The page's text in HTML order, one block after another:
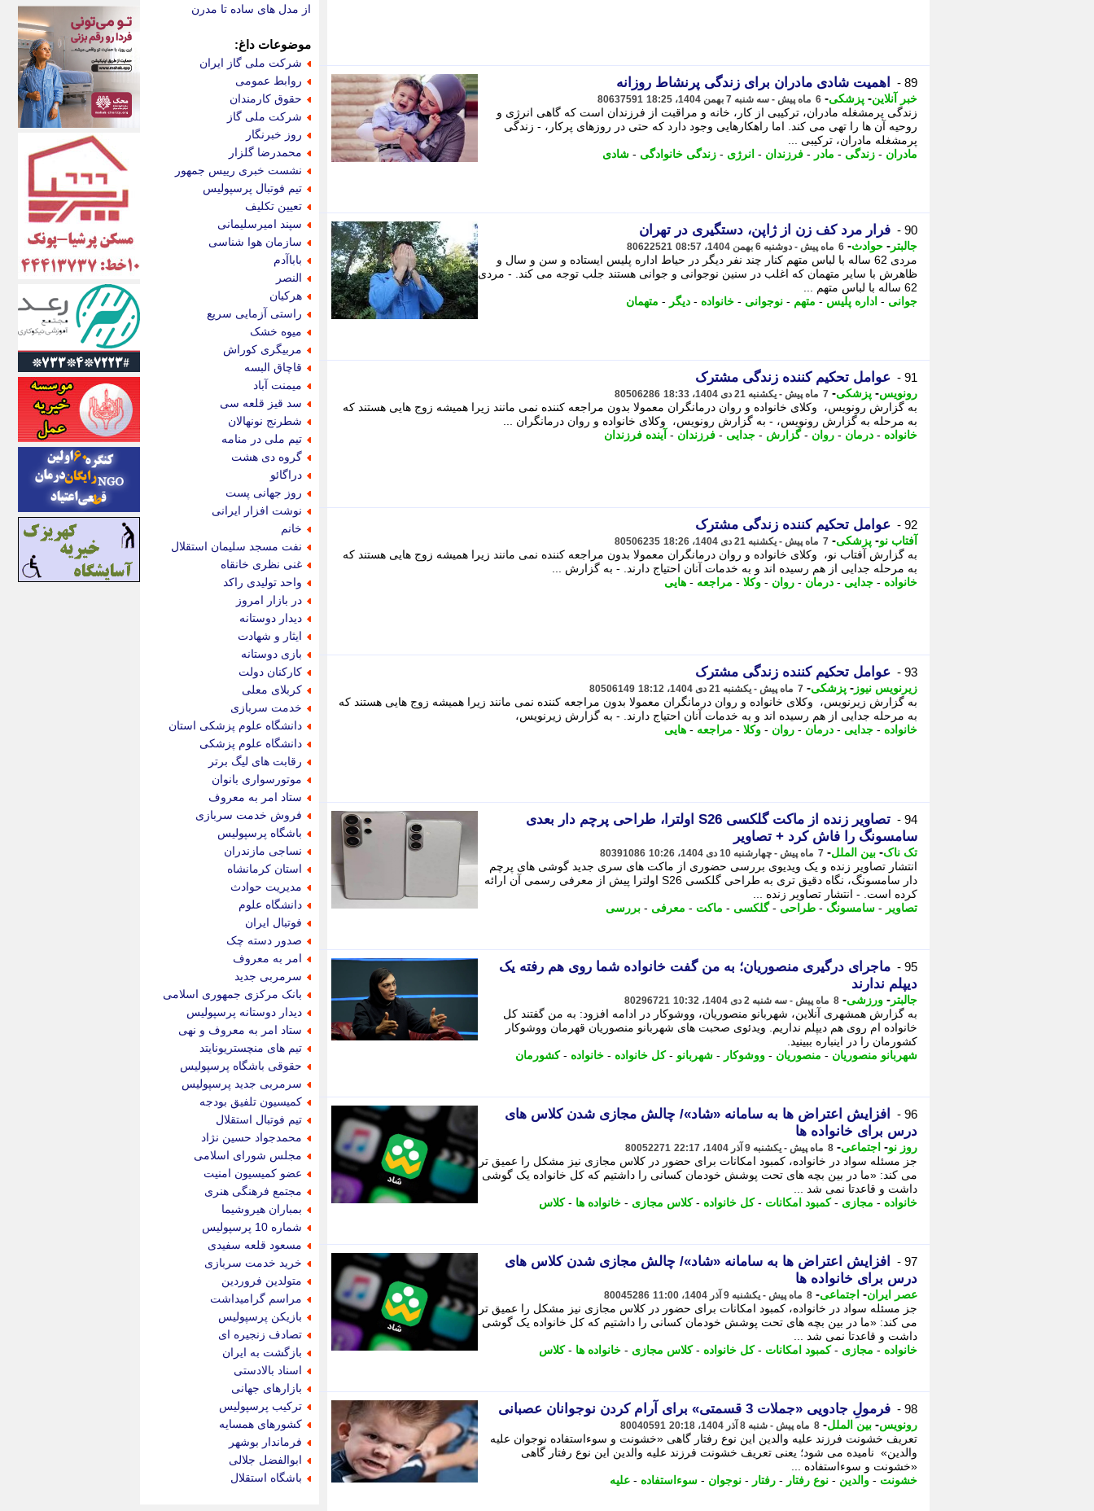
89 - اهمیت شادی مادران برای زندگی پرنشاط روزانه
خبر آنلاین- پزشکی- 6 ماه پیش - سه شنبه 7 بهمن 1404، 18:25 80637591
زندگی پرمشغله مادران، ترکیبی از کار، خانه و مراقبت از فرزندان است که گاهی انرژی و
روحیه آن ها را تهی می کند. اما راهکارهایی وجود دارد که حتی در روزهای پرکار، - زندگی
پرمشغله مادران، ترکیبی ...
مادران - زندگی - مادر - فرزندان - انرژی - زندگی خانوادگی - شادی
90 - فرار مرد کف زن از ژاپن، دستگیری در تهران
جالبتر - حوادث- 6 ماه پیش - دوشنبه 6 بهمن 1404، 08:57 80622521
مردی 62 ساله با لباس متهم کنار چند نفر دیگر در حیاط اداره پلیس ایستاده و سن و سال و
ظاهرش با سایر متهمان که اغلب در سنین نوجوانی و جوانی هستند جلب توجه می کند. - مردی
62 ساله با لباس متهم ...
جوانی - اداره پلیس - متهم - نوجوانی - خانواده - دیگر - متهمان
91 - عوامل تحکیم کننده زندگی مشترک
رونویس- پزشکی- 7 ماه پیش - یکشنبه 21 دی 1404، 18:33 80506286
به گزارش رونویس، وکلای خانواده و روان درمانگران معمولا بدون مراجعه کننده نمی مانند زیرا همیشه زوج هایی هستند که
به مرحله به گزارش رونویس، - به گزارش رونویس، وکلای خانواده و روان درمانگران ...
خانواده - درمان - روان -گزارش - جدایی - فرزندان - آینده فرزندان
92 - عوامل تحکیم کننده زندگی مشترک
آفتاب نو- پزشکی- 7 ماه پیش - یکشنبه 21 دی 1404، 18:26 80506235
به گزارش آفتاب نو، وکلای خانواده و روان درمانگران معمولا بدون مراجعه کننده نمی مانند زیرا همیشه زوج هایی هستند که
به مرحله جدایی از هم رسیده اند و به خدمات آنان احتیاج دارند. - به گزارش ...
خانواده - جدایی - درمان - روان - وکلا - مراجعه - هایی
93 - عوامل تحکیم کننده زندگی مشترک
زیرنویس نیوز - پزشکی- 7 ماه پیش - یکشنبه 21 دی 1404، 18:12 80506149
به گزارش زیرنویس، وکلای خانواده و روان درمانگران معمولا بدون مراجعه کننده نمی مانند زیرا همیشه زوج هایی هستند که
به مرحله جدایی از هم رسیده اند و به خدمات آنان احتیاج دارند. - به گزارش زیرنویس،
خانواده - جدایی - درمان - روان - وکلا - مراجعه - هایی
94 -
تصاویر زنده از ماکت گلکسی S26 اولترا، طراحی پرچم دار بعدی
سامسونگ را فاش کرد + تصاویر
تک ناک- بین الملل- 7 ماه پیش - چهارشنبه 10 دی 1404، 10:26 80391086
انتشار تصاویر زنده و یک ویدیوی بررسی حضوری از ماکت های سری جدید گوشی های پرچم
دار سامسونگ، نگاه دقیق تری به طراحی گلکسی S26 اولترا پیش از معرفی رسمی آن ارائه
کرده است. - انتشار تصاویر زنده ...
تصاویر - سامسونگ - طراحی -گلکسی - ماکت - معرفی - بررسی
95 -
ماجرای درگیری منصوریان؛ به من گفت خانواده شما روی هم رفته یک
دیپلم ندارند
جالبتر - ورزشی- 8 ماه پیش - سه شنبه 2 دی 1404، 10:32 80296721
به گزارش همشهری آنلاین، شهربانو منصوریان، ووشوکار در ادامه افزود: به من گفتند کل
خانواده ام روی هم دیپلم نداریم. ویدئوی صحبت های شهربانو منصوریان قهرمان ووشوکار
کشورمان را در اینباره ببینید.
شهربانو منصوریان - منصوریان - ووشوکار - شهربانو -کل خانواده - خانواده -کشورمان
96 -
افزایش اعتراض ها به سامانه «شاد»/ چالش مجازی شدن کلاس های
درس برای خانواده ها
روز نو- اجتماعی- 8 ماه پیش - یکشنبه 9 آذر 1404، 22:17 80052271
جز مسئله سواد در خانواده، کمبود امکانات برای حضور در کلاس مجازی نیز مشکل را عمیق تر
می کند: «ما در بین بچه های تحت پوشش خودمان کسانی را داشتیم که کل خانواده یک گوشی
داشت و قاعدتا نمی شد ...
خانواده - مجازی -کمبود امکانات -کل خانواده -کلاس مجازی - خانواده ها -کلاس
97 -
افزایش اعتراض ها به سامانه «شاد»/ چالش مجازی شدن کلاس های
درس برای خانواده ها
عصر ایران- اجتماعی- 8 ماه پیش - یکشنبه 9 آذر 1404، 11:00 80045286
جز مسئله سواد در خانواده، کمبود امکانات برای حضور در کلاس مجازی نیز مشکل را عمیق تر
می کند: «ما در بین بچه های تحت پوشش خودمان کسانی را داشتیم که کل خانواده یک گوشی
داشت و قاعدتا نمی شد ...
خانواده - مجازی -کمبود امکانات -کل خانواده -کلاس مجازی - خانواده ها -کلاس
98 - فرمولِ جادویی «جملات 3 قسمتی» برای آرام کردن نوجوانان عصبانی
رونویس- بین الملل- 8 ماه پیش - شنبه 8 آذر 1404، 20:18 80040591
تعریف خشونت فرزند علیه والدین این نوع رفتار گاهی «خشونت و سوءاستفاده نوجوان علیه
والدین» نامیده می شود؛ یعنی تعریف خشونت فرزند علیه والدین این نوع رفتار گاهی
«خشونت و سوءاستفاده ...
خشونت - والدین - نوع رفتار - رفتار - نوجوان - سوءاستفاده - علیه
از مدل های ساده تا مدرن
موضوعات داغ:
شرکت ملی گاز ایران
روابط عمومی
حقوق کارمندان
شرکت ملی گاز
روز خبرنگار
محمدرضا گلزار
نشست خبری رییس جمهور
تیم فوتبال پرسپولیس
تعیین تکلیف
سپند امیرسلیمانی
سازمان هوا شناسی
باباآدم
النصر
هرکیان
راستی آزمایی سریع
میوه خشک
مربیگری کوراش
قاچاق البسه
میمنت آباد
سد قیز قلعه سی
شطرنج نونهالان
تیم ملی در منامه
گروه دی هشت
دراگائو
روز جهانی پست
نوشت افزار ایرانی
خانم
نفت مسجد سلیمان استقلال
غنی نظری خانقاه
واحد تولیدی راکد
در بازار امروز
دیدار دوستانه
ایثار و شهادت
بازی دوستانه
کارکنان دولت
کربلای معلی
خدمت سربازی
دانشگاه علوم پزشکی استان
دانشگاه علوم پزشکی
رقابت های لیگ برتر
موتورسواری بانوان
ستاد امر به معروف
فروش خدمت سربازی
باشگاه پرسپولیس
نساجی مازندران
استان کرمانشاه
مدیریت حوادث
دانشگاه علوم
فوتبال ایران
صدور دسته چک
امر به معروف
سرمربی جدید
بانک مرکزی جمهوری اسلامی
دیدار دوستانه پرسپولیس
ستاد امر به معروف و نهی
تیم های منچستریونایتد
حقوقی باشگاه پرسپولیس
سرمربی جدید پرسپولیس
کمیسیون تلفیق بودجه
تیم فوتبال استقلال
محمدجواد حسین نژاد
مجلس شورای اسلامی
عضو کمیسیون امنیت
مجتمع فرهنگی هنری
بمباران هیروشیما
شماره 10 پرسپولیس
مسعود قلعه سفیدی
خرید خدمت سربازی
متولدین فروردین
مراسم گرامیداشت
بازیکن پرسپولیس
تصادف زنجیره ای
بازگشت به ایران
اسناد بالادستی
بازارهای جهانی
ترکیب پرسپولیس
کشورهای همسایه
فرماندار بوشهر
ابوالفضل جلالی
باشگاه استقلال
اکوفارس
اکونگار
اکونیوز
الف
انتشار آنلاین
اندیشه قرن
اندیشه معاصر
اندیشه ها
انرژی پرس
ای استخدام
ایتنا
ایراف
ایران آرت
ایران آنلاین
ایران زندگی
ایران فوری
ایرانی روز
ایرانیتال
ایرنا
ایسکانیوز
ایسنا
ایکنا
ایلنا
اینتیتر
ایونا نیوز
بازتاب آنلاین
باشگاه خبرنگاران
باغستان نیوز
بامبوک
ببین و بخون
بدینسان
بنکر